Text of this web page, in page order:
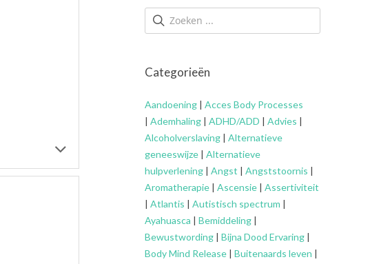
Categorieën
Aandoening | Acces Body Processes
| Ademhaling | ADHD/ADD | Advies |
Alcoholverslaving | Alternatieve
geneeswijze | Alternatieve
hulpverlening | Angst | Angststoornis |
Aromatherapie | Ascensie | Assertiviteit
| Atlantis | Autistisch spectrum |
Ayahuasca | Bemiddeling |
Bewustwording | Bijna Dood Ervaring |
Body Mind Release | Buitenaards leven |